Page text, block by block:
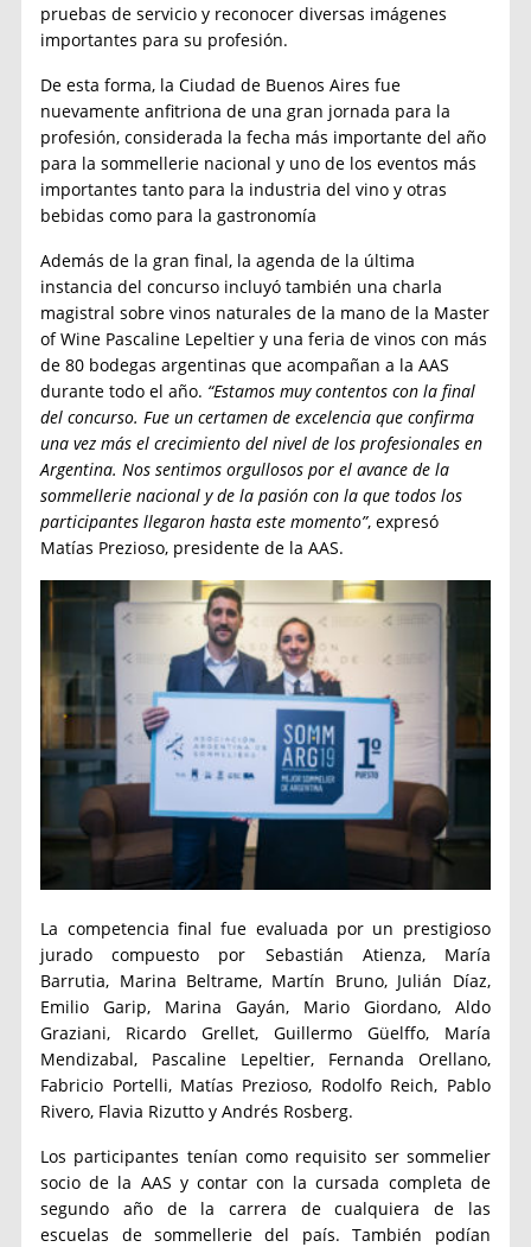
pruebas de servicio y reconocer diversas imágenes
importantes para su profesión.
De esta forma, la Ciudad de Buenos Aires fue
nuevamente anfitriona de una gran jornada para la
profesión, considerada la fecha más importante del año
para la sommellerie nacional y uno de los eventos más
importantes tanto para la industria del vino y otras
bebidas como para la gastronomía
Además de la gran final, la agenda de la última
instancia del concurso incluyó también una charla
magistral sobre vinos naturales de la mano de la Master
of Wine Pascaline Lepeltier y una feria de vinos con más
de 80 bodegas argentinas que acompañan a la AAS
durante todo el año. “Estamos muy contentos con la final
del concurso. Fue un certamen de excelencia que confirma
una vez más el crecimiento del nivel de los profesionales en
Argentina. Nos sentimos orgullosos por el avance de la
sommellerie nacional y de la pasión con la que todos los
participantes llegaron hasta este momento”, expresó
Matías Prezioso, presidente de la AAS.
La competencia final fue evaluada por un prestigioso
jurado compuesto por Sebastián Atienza, María
Barrutia, Marina Beltrame, Martín Bruno, Julián Díaz,
Emilio Garip, Marina Gayán, Mario Giordano, Aldo
Graziani, Ricardo Grellet, Guillermo Güelffo, María
Mendizabal, Pascaline Lepeltier, Fernanda Orellano,
Fabricio Portelli, Matías Prezioso, Rodolfo Reich, Pablo
Rivero, Flavia Rizutto y Andrés Rosberg.
Los participantes tenían como requisito ser sommelier
socio de la AAS y contar con la cursada completa de
segundo año de la carrera de cualquiera de las
escuelas de sommellerie del país. También podían